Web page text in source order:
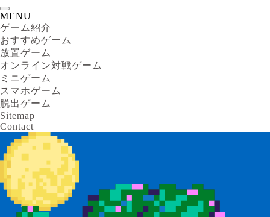
MENU
ゲーム紹介
おすすめゲーム
放置ゲーム
オンライン対戦ゲーム
ミニゲーム
スマホゲーム
脱出ゲーム
Sitemap
Contact